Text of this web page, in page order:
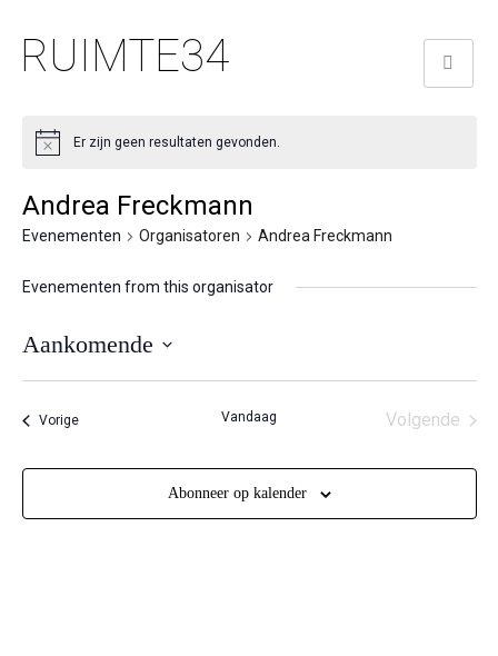
RUIMTE34
Er zijn geen resultaten gevonden.
Andrea Freckmann
Evenementen Organisatoren Andrea Freckmann
Evenementen from this organisator
Aankomende
Selecteer
datum.
VorigeEvenementen Vandaag
Volgende
Abonneer op kalender